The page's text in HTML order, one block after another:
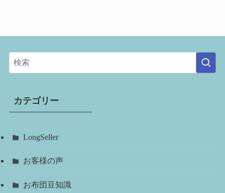
カテゴリー
LongSeller
お客様の声
お布団豆知識